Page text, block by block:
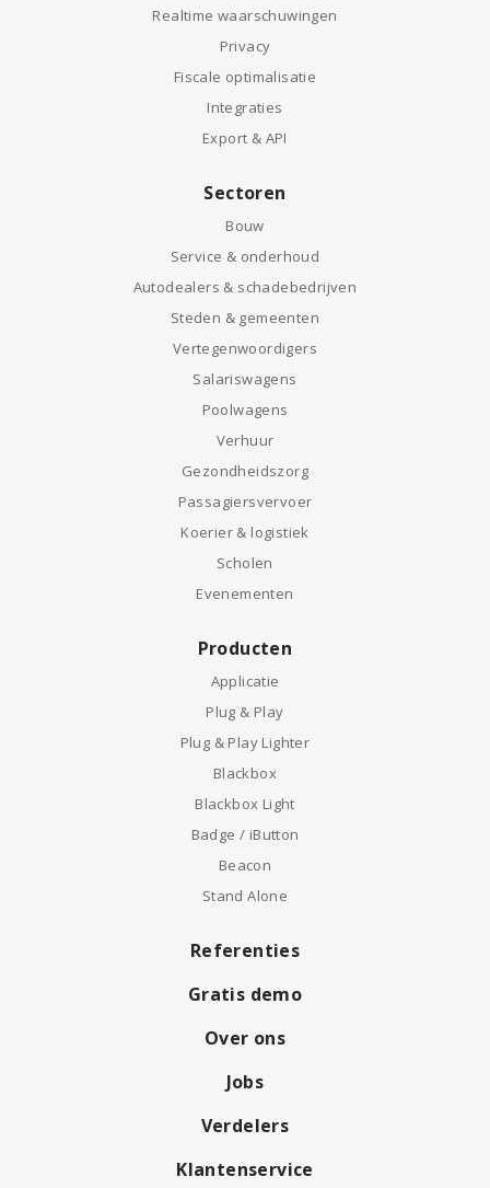
Realtime waarschuwingen
Privacy
Fiscale optimalisatie
Integraties
Export & API
Sectoren
Bouw
Service & onderhoud
Autodealers & schadebedrijven
Steden & gemeenten
Vertegenwoordigers
Salariswagens
Poolwagens
Verhuur
Gezondheidszorg
Passagiersvervoer
Koerier & logistiek
Scholen
Evenementen
Producten
Applicatie
Plug & Play
Plug & Play Lighter
Blackbox
Blackbox Light
Badge / iButton
Beacon
Stand Alone
Referenties
Gratis demo
Over ons
Jobs
Verdelers
Klantenservice